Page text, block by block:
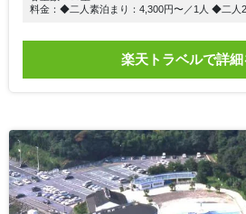
料金：◆二人素泊まり：4,300円〜／1人 ◆二人2
楽天トラベルで詳細